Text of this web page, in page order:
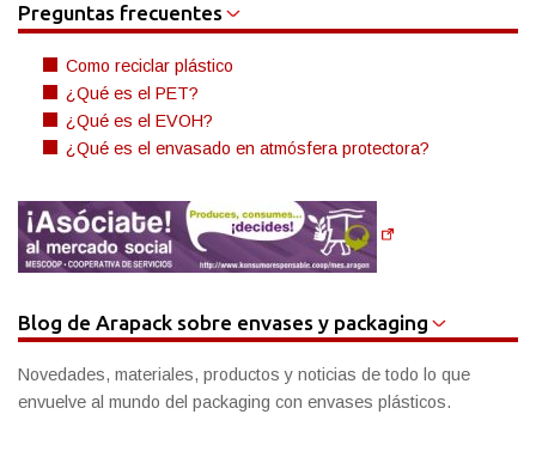
Preguntas frecuentes
Como reciclar plástico
¿Qué es el PET?
¿Qué es el EVOH?
¿Qué es el envasado en atmósfera protectora?
Blog de Arapack sobre envases y packaging
Novedades, materiales, productos y noticias de todo lo que
envuelve al mundo del packaging con envases plásticos.